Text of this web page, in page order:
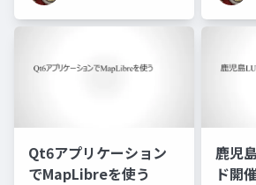
Qt6アプリケーション
でMapLibreを使う
鹿児
ド開